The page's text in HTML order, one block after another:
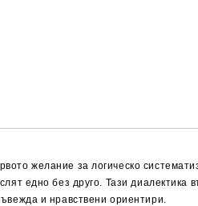
желание за логическо
едно без друго. Тази диалектика
и нравствени ориентири.